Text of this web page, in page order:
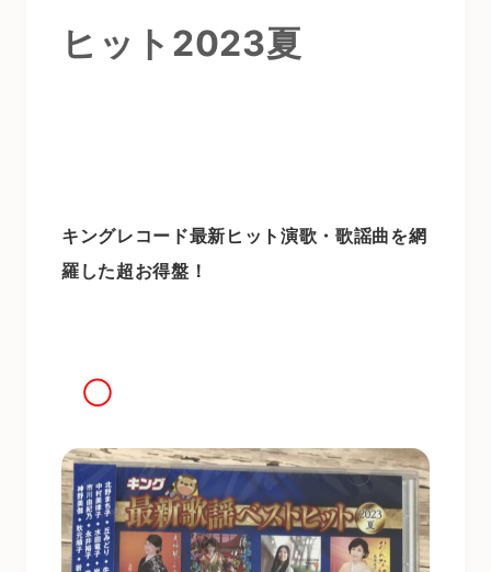
ヒット2023夏
キングレコード最新ヒット演歌・歌謡曲を網
羅した超お得盤！
◯